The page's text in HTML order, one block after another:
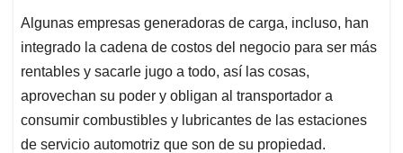
Algunas empresas generadoras de carga, incluso, han
integrado la cadena de costos del negocio para ser más
rentables y sacarle jugo a todo, así las cosas,
aprovechan su poder y obligan al transportador a
consumir combustibles y lubricantes de las estaciones
de servicio automotriz que son de su propiedad.